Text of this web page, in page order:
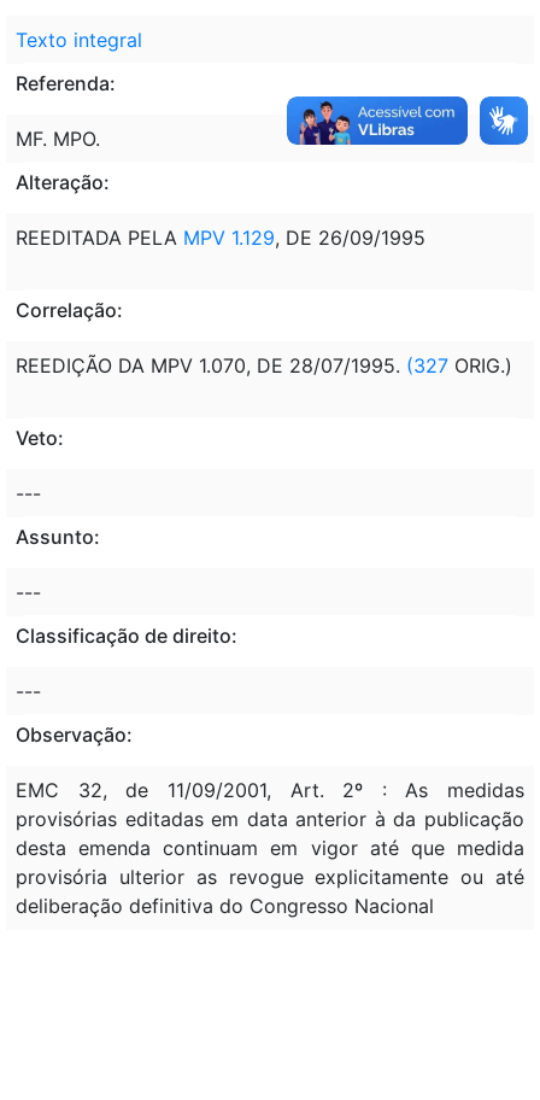
Texto integral
Referenda:
MF. MPO.
Alteração:
REEDITADA PELA MPV 1.129, DE 26/09/1995
Correlação:
REEDIÇÃO DA MPV 1.070, DE 28/07/1995. (327 ORIG.)
Veto:
---
Assunto:
---
Classificação de direito:
---
Observação:
EMC 32, de 11/09/2001, Art. 2º : As medidas
provisórias editadas em data anterior à da publicação
desta emenda continuam em vigor até que medida
provisória ulterior as revogue explicitamente ou até
deliberação definitiva do Congresso Nacional